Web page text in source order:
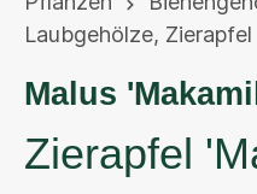
Laubgehölze, Zierapfel
Malus
Zierapfel